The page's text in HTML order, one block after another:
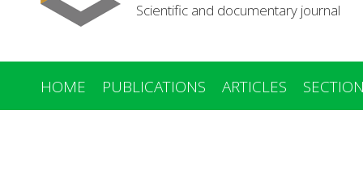
Scientific and documentary journal
HOME PUBLICATIONS ARTICLES